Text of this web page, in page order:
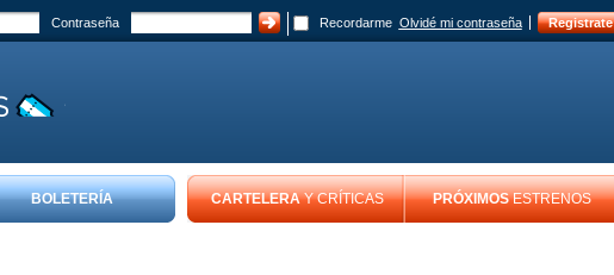
Contraseña Recordarme Olvidé mi contraseña Registrate
BOLETERÍA CARTELERAY CRÍTICAS PRÓXIMOSESTRENOS